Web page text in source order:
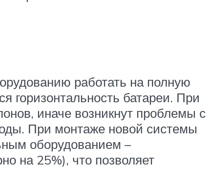
работать на полную
горизонтальность батареи. При
иначе возникнут проблемы с
При монтаже новой системы
оборудованием –
на 25%), что позволяет